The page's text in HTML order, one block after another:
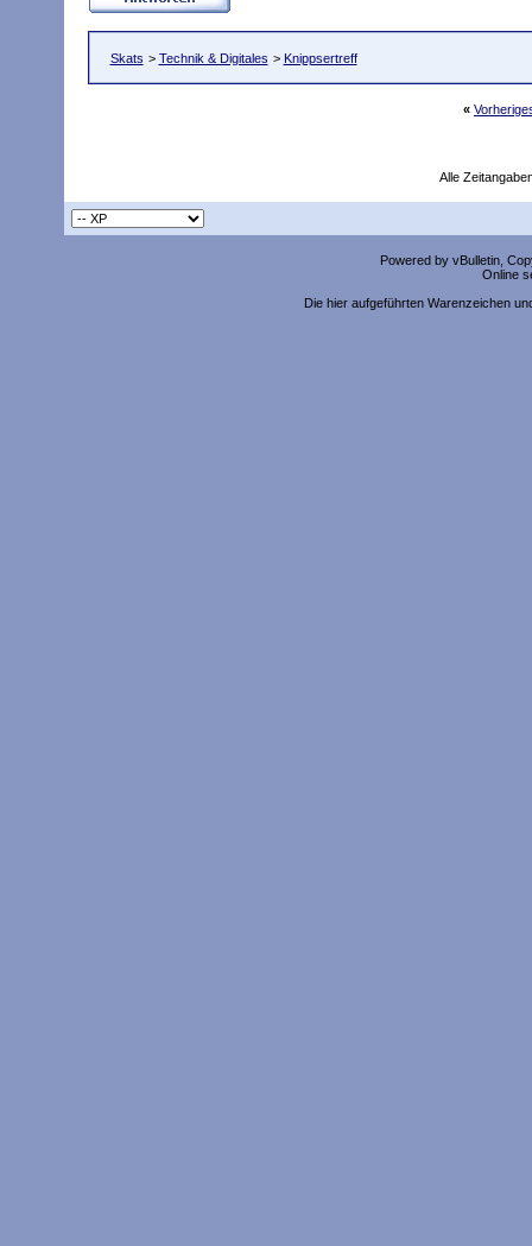
Skats > Technik & Digitales > Knippsertreff
«
Alle
Powered by vBulletin,
Online
Die hier aufgeführten Warenzeichen